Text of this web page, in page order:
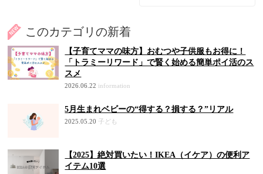
このカテゴリの新着
【子育てママの味方】おむつや子供服もお得に！
「トラミーリワード」で賢く始める簡単ポイ活のス
スメ
2026.06.22 information
5月生まれベビーの“得する？損する？”リアル
2025.05.20 子ども
【2025】絶対買いたい！IKEA（イケア）の便利ア
イテム10選